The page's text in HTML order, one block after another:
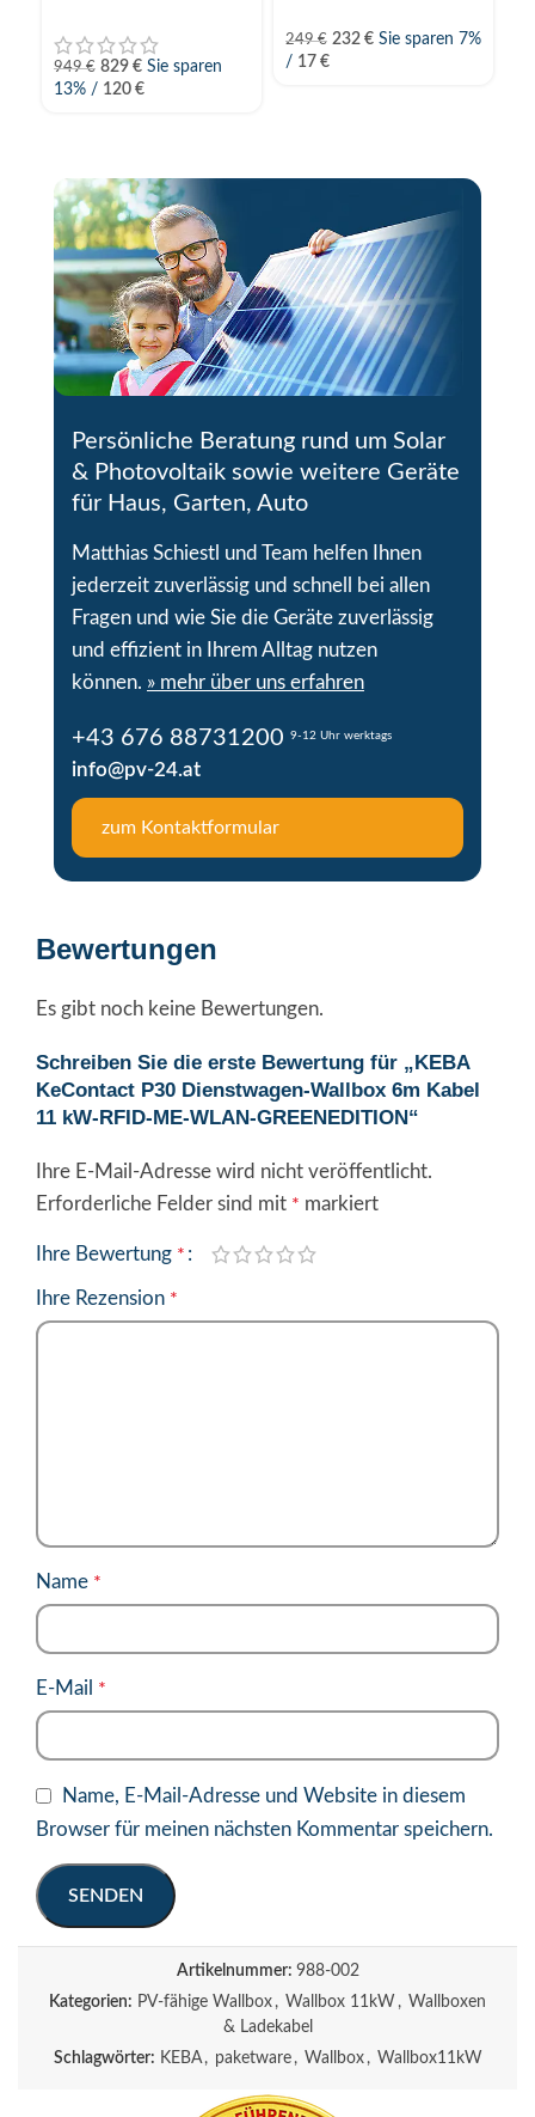
949€ 829 € Sie sparen
13% / 120 €
249€ 232 € Sie sparen 7%
/ 17 €
Persönliche Beratung rund um Solar
& Photovoltaik sowie weitere Geräte
für Haus, Garten, Auto
Matthias Schiestl und Team helfen Ihnen
jederzeit zuverlässig und schnell bei allen
Fragen und wie Sie die Geräte zuverlässig
und effizient in Ihrem Alltag nutzen
können. » mehr über uns erfahren
+43 676 88731200 9-12 Uhr werktags
info@pv-24.at
zum Kontaktformular
Bewertungen
Es gibt noch keine Bewertungen.
Schreiben Sie die erste Bewertung für „KEBA
KeContact P30 Dienstwagen-Wallbox 6m Kabel
11 kW-RFID-ME-WLAN-GREENEDITION“
Ihre E-Mail-Adresse wird nicht veröffentlicht.
Erforderliche Felder sind mit * markiert
Ihre Bewertung *
Ihre Rezension *
Name *
E-Mail *
Name, E-Mail-Adresse und Website in diesem
Browser für meinen nächsten Kommentar speichern.
Alternative:
Artikelnummer: 988-002
Kategorien: PV-fähige Wallbox , Wallbox 11kW , Wallboxen
& Ladekabel
Schlagwörter: KEBA , paketware , Wallbox , Wallbox11kW